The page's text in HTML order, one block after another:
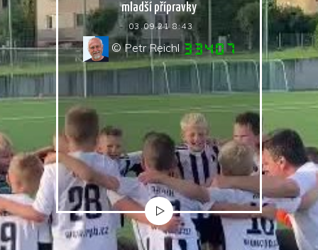
mladší přípravky
03.09.21 8:43
© Petr Reichl